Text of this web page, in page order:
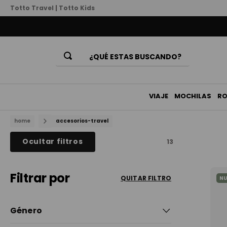
Totto Travel | Totto Kids
¿QUÉ ESTAS BUSCANDO?
VIAJE MOCHILAS
accesorios-travel
Ocultar filtros 13
Filtrar por QUITAR FILTRO
Género
4
bolso
6